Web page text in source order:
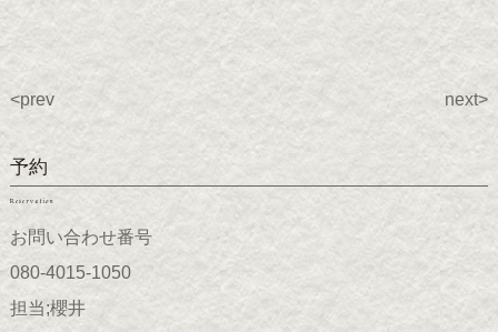
<prev next>
予約
Reservation
お問い合わせ番号
080-4015-1050
担当;櫻井